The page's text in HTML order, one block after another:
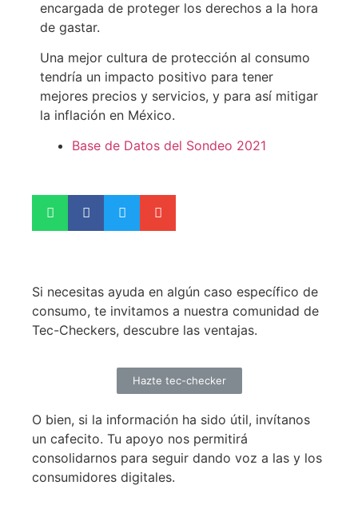
encargada de proteger los derechos a la hora
de gastar.
Una mejor cultura de protección al consumo
tendría un impacto positivo para tener
mejores precios y servicios, y para así mitigar
la inflación en México.
Base de Datos del Sondeo 2021
Si necesitas ayuda en algún caso específico de
consumo, te invitamos a nuestra comunidad de
Tec-Checkers, descubre las ventajas.
Hazte tec-checker
O bien, si la información ha sido útil, invítanos
un cafecito. Tu apoyo nos permitirá
consolidarnos para seguir dando voz a las y los
consumidores digitales.